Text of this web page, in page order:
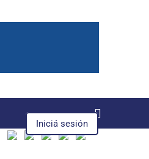
Iniciá sesión